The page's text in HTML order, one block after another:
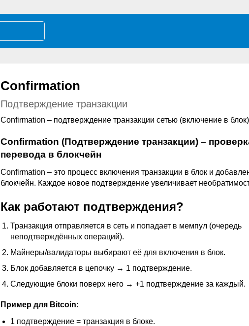
Confirmation
Подтверждение транзакции
Confirmation – подтверждение транзакции сетью (включение в
Confirmation (Подтверждение транзакции) –
перевода в блокчейн
Confirmation – это процесс включения транзакции в блок и
блокчейн. Каждое новое подтверждение увеличивает
Как работают подтверждения?
Транзакция отправляется в сеть и попадает в мемпул (очередь
неподтверждённых операций).
Майнеры/валидаторы выбирают её для включения в блок.
Блок добавляется в цепочку → 1 подтверждение.
Следующие блоки поверх него → +1 подтверждение за каждый.
Пример для Bitcoin:
1 подтверждение = транзакция в блоке.